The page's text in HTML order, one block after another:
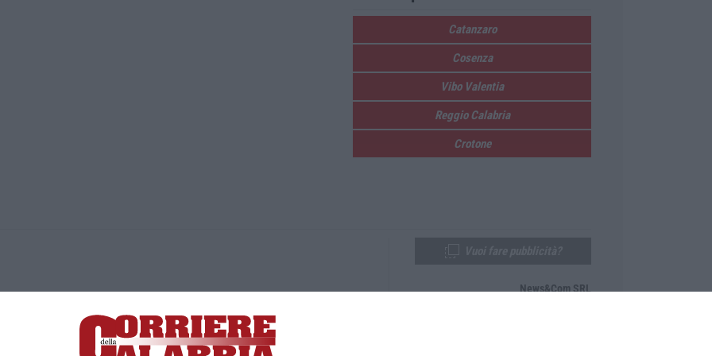
Catanzaro
Cosenza
Vibo Valentia
Reggio Calabria
Crotone
Lamezia Terme (CZ)
responsabile Paola Militano |Privacy
News&Com SRL